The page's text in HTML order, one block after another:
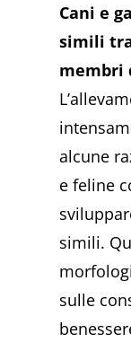
Cani e
simili
membri
alcune
e feline
simili.
sulle